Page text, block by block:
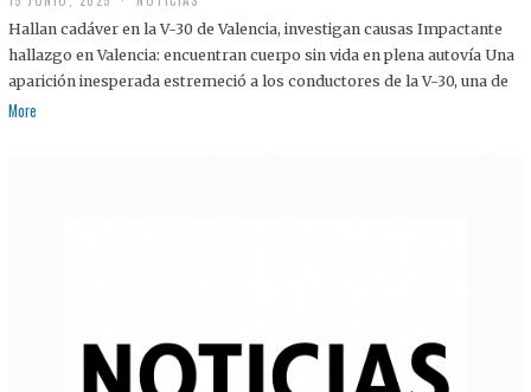
Hallan cadáver en la V-30 de Valencia, investigan causas Impactante
hallazgo en Valencia: encuentran cuerpo sin vida en plena autovía Una
aparición inesperada estremeció a los conductores de la V-30, una de
More